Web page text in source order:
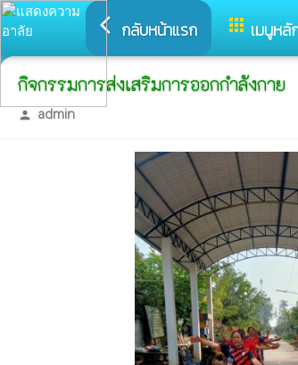
arrow_back_ios กลับหน้าแรก apps เมนูหลั
กิจกรรมการส่งเสริมการออกกำลังกาย
person admin